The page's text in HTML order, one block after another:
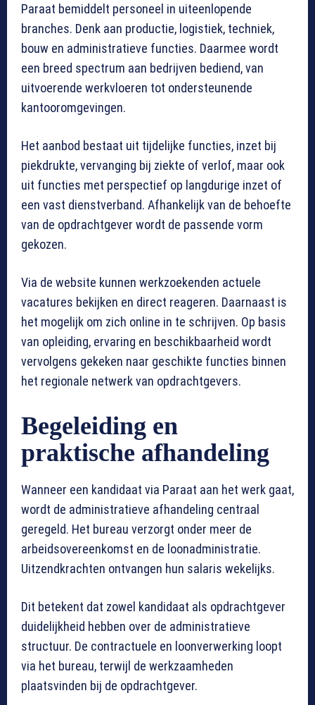
Paraat bemiddelt personeel in uiteenlopende
branches. Denk aan productie, logistiek, techniek,
bouw en administratieve functies. Daarmee wordt
een breed spectrum aan bedrijven bediend, van
uitvoerende werkvloeren tot ondersteunende
kantooromgevingen.
Het aanbod bestaat uit tijdelijke functies, inzet bij
piekdrukte, vervanging bij ziekte of verlof, maar ook
uit functies met perspectief op langdurige inzet of
een vast dienstverband. Afhankelijk van de behoefte
van de opdrachtgever wordt de passende vorm
gekozen.
Via de website kunnen werkzoekenden actuele
vacatures bekijken en direct reageren. Daarnaast is
het mogelijk om zich online in te schrijven. Op basis
van opleiding, ervaring en beschikbaarheid wordt
vervolgens gekeken naar geschikte functies binnen
het regionale netwerk van opdrachtgevers.
Begeleiding en
praktische afhandeling
Wanneer een kandidaat via Paraat aan het werk gaat,
wordt de administratieve afhandeling centraal
geregeld. Het bureau verzorgt onder meer de
arbeidsovereenkomst en de loonadministratie.
Uitzendkrachten ontvangen hun salaris wekelijks.
Dit betekent dat zowel kandidaat als opdrachtgever
duidelijkheid hebben over de administratieve
structuur. De contractuele en loonverwerking loopt
via het bureau, terwijl de werkzaamheden
plaatsvinden bij de opdrachtgever.